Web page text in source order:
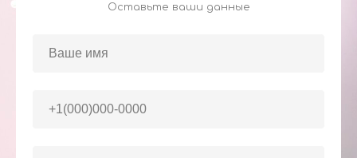
Оставьте ваши данные